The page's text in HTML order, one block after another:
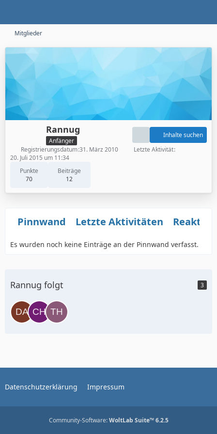
Mitglieder
Rannug
Anfänger
Punkte
70
Beiträge
12
Inhalte suchen
Registrierungsdatum 31. März 2010
Letzte Aktivität
20. Juli 2015 um 11:34
Pinnwand Letzte Aktivitäten
Es wurden noch keine Einträge an der Pinnwand verfasst.
Rannug folgt 3
Datenschutzerklärung Impressum
Community-Software:WoltLab Suite™ 6.2.5